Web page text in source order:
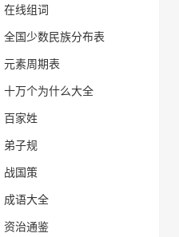
在线组词
全国少数民族分布表
元素周期表
十万个为什么大全
百家姓
弟子规
战国策
成语大全
资治通鉴